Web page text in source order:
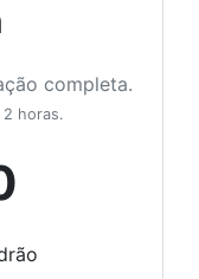
completa.
2 horas.